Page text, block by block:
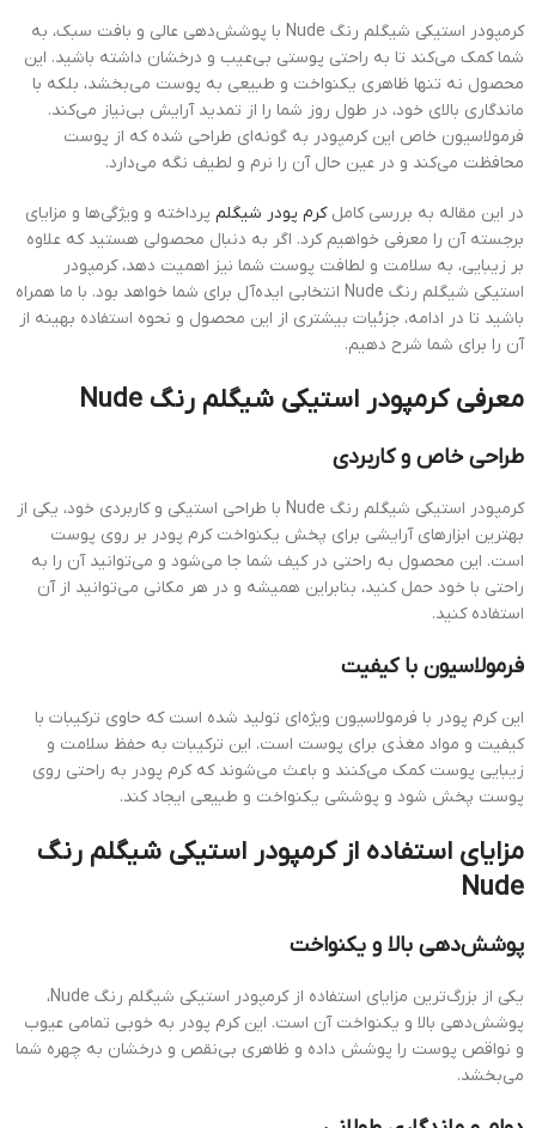
کرمپودر استیکی شیگلم رنگ Nude با پوشش‌دهی عالی و بافت سبک، به
شما کمک می‌کند تا به راحتی پوستی بی‌عیب و درخشان داشته باشید. این
محصول نه تنها ظاهری یکنواخت و طبیعی به پوست می‌بخشد، بلکه با
ماندگاری بالای خود، در طول روز شما را از تمدید آرایش بی‌نیاز می‌کند.
فرمولاسیون خاص این کرمپودر به گونه‌ای طراحی شده که از پوست
محافظت می‌کند و در عین حال آن را نرم و لطیف نگه می‌دارد.
در این مقاله به بررسی کاملکرم پودر شیگلم پرداخته و ویژگی‌ها و مزایای
برجسته آن را معرفی خواهیم کرد. اگر به دنبال محصولی هستید که علاوه
بر زیبایی، به سلامت و لطافت پوست شما نیز اهمیت دهد، کرمپودر
استیکی شیگلم رنگ Nude انتخابی ایده‌آل برای شما خواهد بود. با ما همراه
باشید تا در ادامه، جزئیات بیشتری از این محصول و نحوه استفاده بهینه از
آن را برای شما شرح دهیم.
معرفی کرمپودر استیکی شیگلم رنگ Nude
طراحی خاص و کاربردی
کرمپودر استیکی شیگلم رنگ Nude با طراحی استیکی و کاربردی خود، یکی از
بهترین ابزارهای آرایشی برای پخش یکنواخت کرم پودر بر روی پوست
است. این محصول به راحتی در کیف شما جا می‌شود و می‌توانید آن را به
راحتی با خود حمل کنید، بنابراین همیشه و در هر مکانی می‌توانید از آن
استفاده کنید.
فرمولاسیون با کیفیت
این کرم پودر با فرمولاسیون ویژه‌ای تولید شده است که حاوی ترکیبات با
کیفیت و مواد مغذی برای پوست است. این ترکیبات به حفظ سلامت و
زیبایی پوست کمک می‌کنند و باعث می‌شوند که کرم پودر به راحتی روی
پوست پخش شود و پوششی یکنواخت و طبیعی ایجاد کند.
مزایای استفاده از کرمپودر استیکی شیگلم رنگ
Nude
پوشش‌دهی بالا و یکنواخت
یکی از بزرگ‌ترین مزایای استفاده از کرمپودر استیکی شیگلم رنگ Nude،
پوشش‌دهی بالا و یکنواخت آن است. این کرم پودر به خوبی تمامی عیوب
و نواقص پوست را پوشش داده و ظاهری بی‌نقص و درخشان به چهره شما
می‌بخشد.